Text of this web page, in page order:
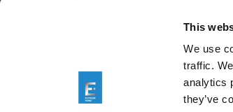
This
We use
traffic.
analytics
they’ve
購入規約
一般条件